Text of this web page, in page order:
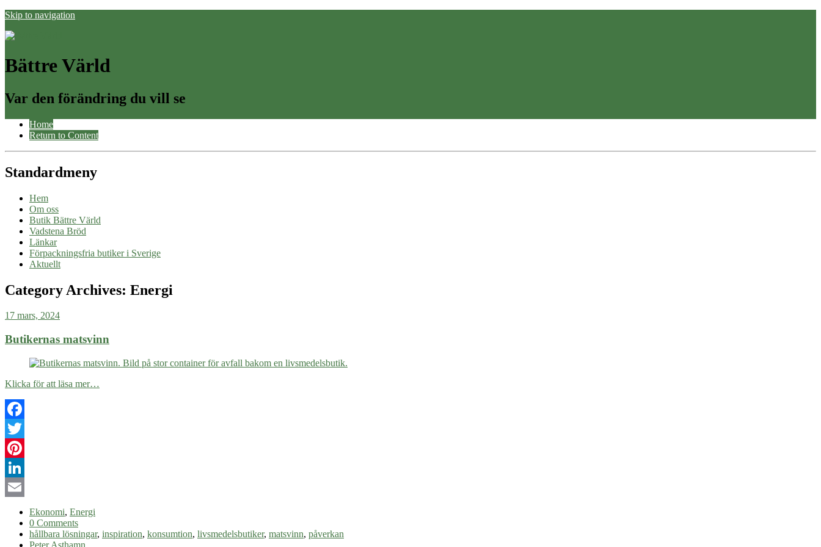
Skip to navigation
Bättre Värld
Var den förändring du vill se
Home
Return to Content
Standardmeny
Hem
Om oss
Butik Bättre Värld
Vadstena Bröd
Länkar
Förpackningsfria butiker i Sverige
Aktuellt
Category Archives: Energi
17 mars, 2024
Butikernas matsvinn
Klicka för att läsa mer…
Facebook
Twitter
Pinterest
LinkedIn
Ekonomi, Energi
0 Comments
hållbara lösningar, inspiration, konsumtion, livsmedelsbutiker, matsvinn, påverkan
Peter Asthamn